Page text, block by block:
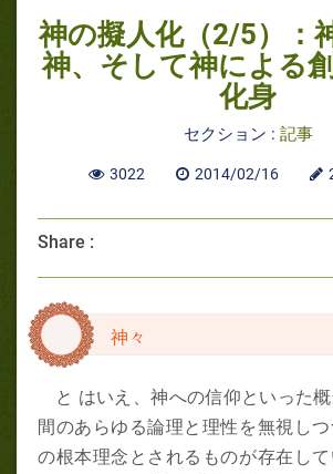
神の擬人化（2/5）：
神、そして神による
化身
セクション : 記事
3022 2014/02/16
Share :
神々
と はいえ、神への信仰といった
間のあらゆる論理と理性を無視し
の根本理念とされるものが存在し